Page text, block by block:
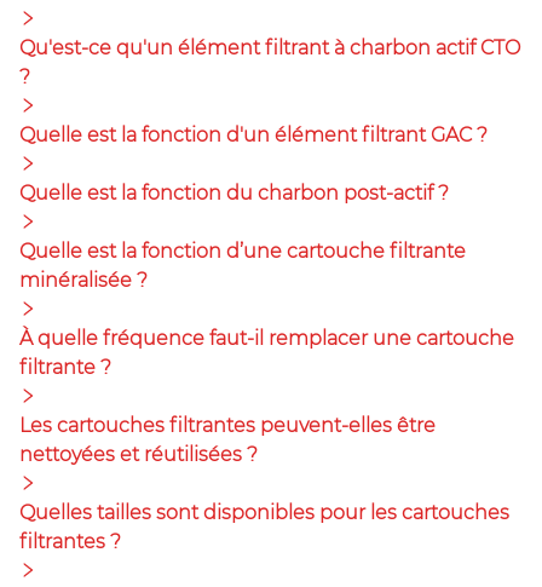
Qu'est-ce qu'un élément filtrant à charbon actif CTO
?
Quelle est la fonction d'un élément filtrant GAC ?
Quelle est la fonction du charbon post-actif ?
Quelle est la fonction d’une cartouche filtrante
minéralisée ?
À quelle fréquence faut-il remplacer une cartouche
filtrante ?
Les cartouches filtrantes peuvent-elles être
nettoyées et réutilisées ?
Quelles tailles sont disponibles pour les cartouches
filtrantes ?